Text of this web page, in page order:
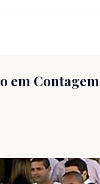
em Contagem